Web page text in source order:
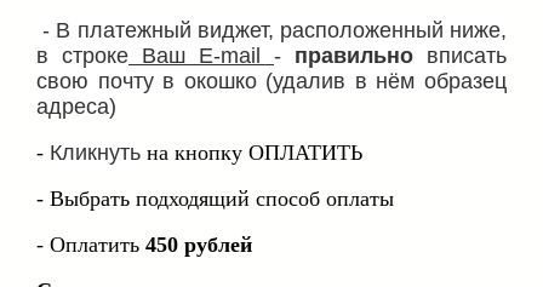
- В платежный виджет, расположенный ниже,
в строке Ваш E-mail - правильно вписать
свою почту в окошко (удалив в нём образец
адреса)
- Кликнуть на кнопку ОПЛАТИТЬ
- Выбрать подходящий способ оплаты
- Оплатить 450 рублей